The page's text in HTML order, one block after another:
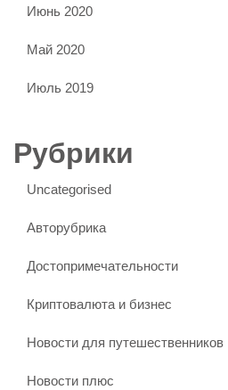
Июнь 2020
Май 2020
Июль 2019
Рубрики
Uncategorised
Авторубрика
Достопримечательности
Криптовалюта и бизнес
Новости для путешественников
Новости плюс